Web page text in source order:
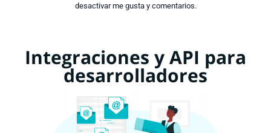
desactivar me gusta y comentarios.
Integraciones y API para
desarrolladores